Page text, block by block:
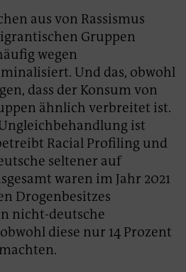
aus von Rassismus
Gruppen
wegen
Und das, obwohl
dass der Konsum von
ähnlich verbreitet ist.
ist
Racial Profiling und
seltener auf
waren im Jahr 2021
Drogenbesitzes
nicht-deutsche
diese nur 14 Prozent